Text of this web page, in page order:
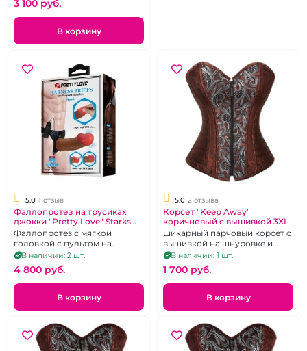
3 100 pуб.
В корзину
5.0 1 отзыв
Фаллопротез на трусиках
джокки "Pretty Love" Starks
мулат реалистик
Фаллопротез с мягкой
головкой с пультом на
трусиках
В наличии: 2 шт.
4 800 pуб.
В корзину
5.0 2 отзыва
Корсет "Keep Away"
коричневый с вышивкой 3XL
шикарный парчовый корсет с
вышивкой на шнуровке и
молнии
В наличии: 1 шт.
1 700 pуб.
В корзину